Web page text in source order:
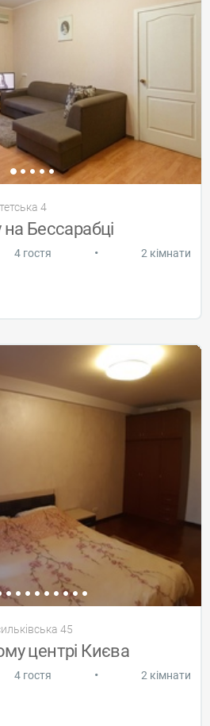
4
Бессарабці
4 гостя • 2 кімнати
45
центрі Києва
4 гостя • 2 кімнати